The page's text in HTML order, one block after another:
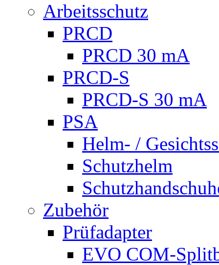
Arbeitsschutz
PRCD
PRCD 30 mA
PRCD-S
PRCD-S 30 mA
PSA
Helm- /
Schutzhelm
Zubehör
Prüfadapter
EVO COM-